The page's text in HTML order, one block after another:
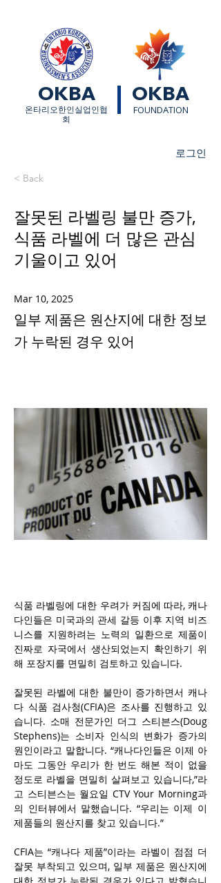
OKBA OKBA
​온타리오한인실업인협
회
FOUNDATION
로그인
< Back
잘못된 라벨링 불만 증가,
식품 라벨에 더 많은 관심
기울이고 있어
Mar 10, 2025
일부 제품은 원산지에 대한 정보
가 누락된 경우 있어
식품 라벨링에 대한 우려가 커짐에 따라, 캐나
다인들은 미국과의 관세 갈등 이후 지역 비즈
니스를 지원하려는 노력의 일환으로 제품이
진짜로 자국에서 생산되었는지 확인하기 위
해 포장지를 면밀히 검토하고 있습니다.
잘못된 라벨에 대한 불만이 증가하면서 캐나
다 식품 검사청(CFIA)은 조사를 진행하고 있
습니다. 소매 전문가인 더그 스티븐스(Doug
Stephens)는 소비자 인식의 변화가 증가의
원인이라고 말합니다. “캐나다인들은 이제 아
마도 그동안 우리가 한 번도 해본 적이 없을
정도로 라벨을 면밀히 살펴보고 있습니다,”라
고 스티븐스는 월요일 CTV Your Morning과
의 인터뷰에서 말했습니다. “우리는 이제 이
제품들의 원산지를 찾고 있습니다.”
CFIA는 “캐나다 제품”이라는 라벨이 점점 더
잘못 부착되고 있으며, 일부 제품은 원산지에